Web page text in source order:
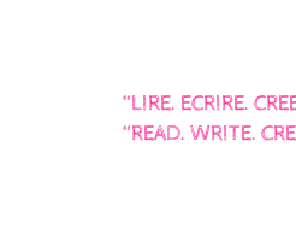
“LIRE. ECRIRE.
“READ. WRITE.